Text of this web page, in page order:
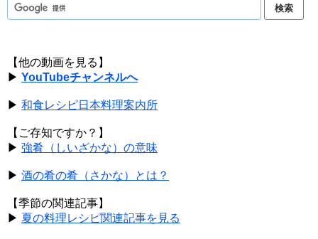
【他の動画を見る】
▶ YouTubeチャンネルへ
▶ 和食レシピ日本料理案内所
【ご存知ですか？】
▶ 強肴（しいざかな）の意味
▶ 酒の肴の肴（さかな）とは？
【季節の関連記事】
▶ 夏の料理レシピ関連記事を見る